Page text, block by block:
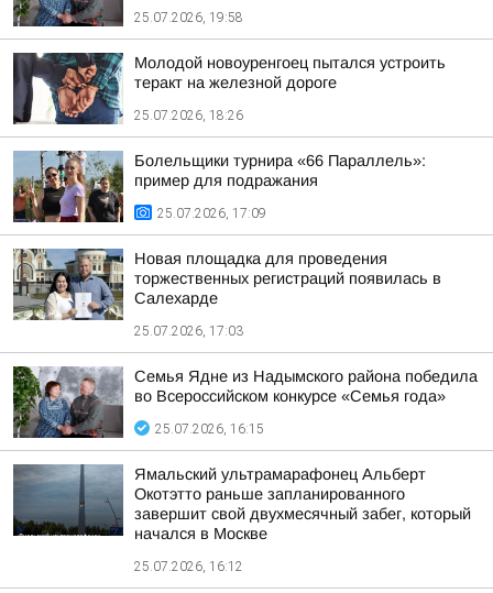
25.07.2026, 19:58
Молодой новоуренгоец пытался устроить
теракт на железной дороге
25.07.2026, 18:26
Болельщики турнира «66 Параллель»:
пример для подражания
25.07.2026, 17:09
Новая площадка для проведения
торжественных регистраций появилась в
Салехарде
25.07.2026, 17:03
Семья Ядне из Надымского района победила
во Всероссийском конкурсе «Семья года»
25.07.2026, 16:15
Ямальский ультрамарафонец Альберт
Окотэтто раньше запланированного
завершит свой двухмесячный забег, который
начался в Москве
25.07.2026, 16:12